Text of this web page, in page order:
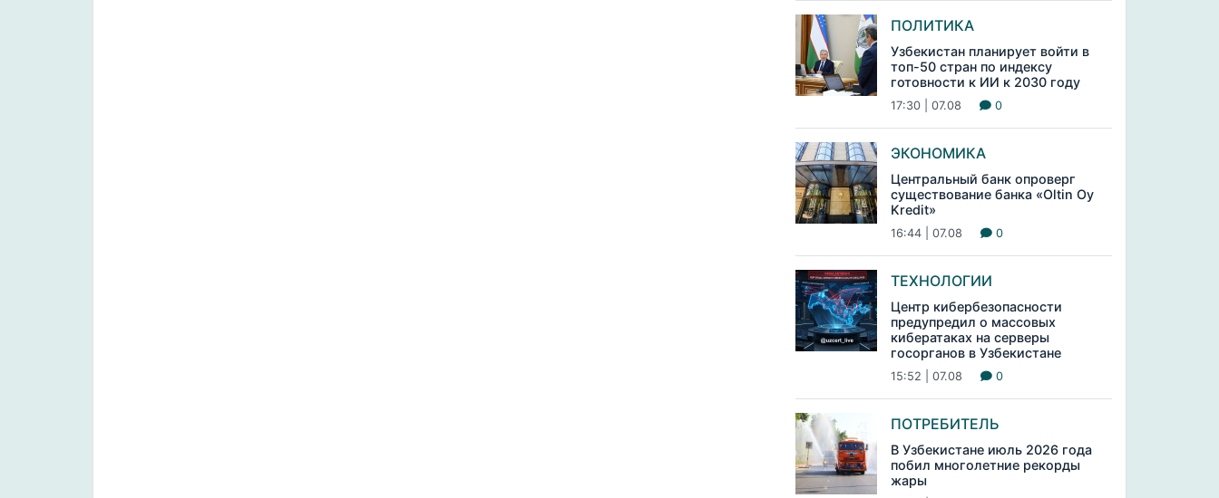
ПОЛИТИКА
Узбекистан планирует войти в
топ-50 стран по индексу
готовности к ИИ к 2030 году
17:30 | 07.08 0
ЭКОНОМИКА
Центральный банк опроверг
существование банка «Oltin Oy
Kredit»
16:44 | 07.08 0
ТЕХНОЛОГИИ
Центр кибербезопасности
предупредил о массовых
кибератаках на серверы
госорганов в Узбекистане
15:52 | 07.08 0
ПОТРЕБИТЕЛЬ
В Узбекистане июль 2026 года
побил многолетние рекорды
жары